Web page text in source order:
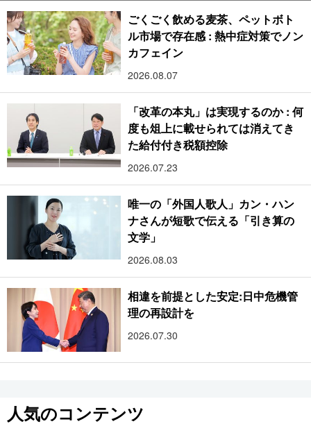
ごくごく飲める麦茶、ペットボト
ル市場で存在感 : 熱中症対策でノン
カフェイン
2026.08.07
「改革の本丸」は実現するのか : 何
度も俎上に載せられては消えてき
た給付付き税額控除
2026.07.23
唯一の「外国人歌人」カン・ハン
ナさんが短歌で伝える「引き算の
文学」
2026.08.03
相違を前提とした安定:日中危機管
理の再設計を
2026.07.30
人気のコンテンツ